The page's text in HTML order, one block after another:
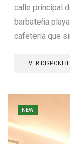
calle principal
barbateña
cafetería que
VER
NEW